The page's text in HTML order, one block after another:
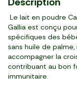
Le lait en poudre
Gallia est conçu
spécifiques des
sans huile de
accompagner la
contribuant au bon
immunitaire.